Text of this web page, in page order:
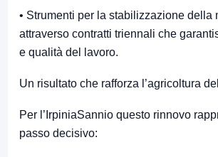
• Strumenti per la stabilizzazione della
attraverso contratti triennali che
e qualità del lavoro.
Un risultato che rafforza l’agricoltura
Per l’IrpiniaSannio questo rinnovo
passo decisivo: